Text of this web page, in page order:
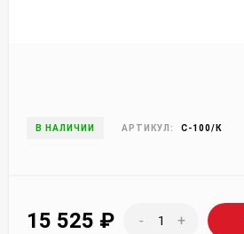
В НАЛИЧИИ АРТИКУЛ: С-100/К
15 525 ₽ - +